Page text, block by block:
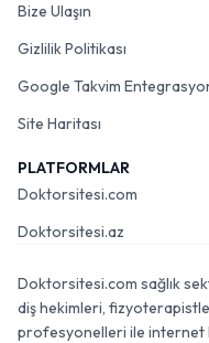
Bize Ulaşın
Gizlilik Politikası
Google Takvim
Site Haritası
PLATFORMLAR
Doktorsitesi.com
Doktorsitesi.az
Doktorsitesi.com sağlık
diş hekimleri,
profesyonelleri ile internet